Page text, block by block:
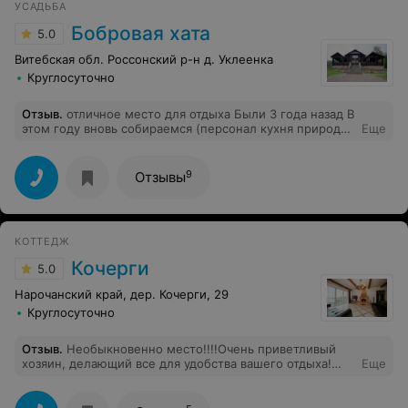
был передвинут для более свободного перемещения
людей по дому) , за попытку самостоятельно разжечь
камин. Сказать, что данный инцидент испортил всем
настроение - ничего не сказать. Не думаю,что кто-то
из приглашенных заявит желание еще раз посетить это
место.
УСАДЬБА
5.0 Бобровая хата
Витебская обл. Россонский р-н д. Уклеенка
Круглосуточно
Отзыв. отличное место для отдыха Были 3 года назад В
этом году вновь собираемся (персонал кухня природа
Еще
Отзывы9
КОТТЕДЖ
5.0 Кочерги
Нарочанский край, дер. Кочерги, 29
Круглосуточно
Отзыв. Необыкновенно место!!!!Очень приветливый
хозяин, делающий все для удобства вашего отдыха!
катамаранах и лодке , которые стоят прямо у причала.
Еще